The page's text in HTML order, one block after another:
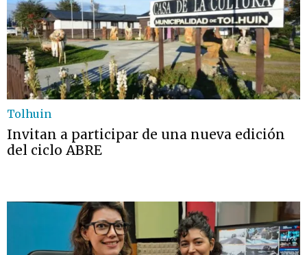
Tolhuin
Invitan a participar de una nueva edición
del ciclo ABRE